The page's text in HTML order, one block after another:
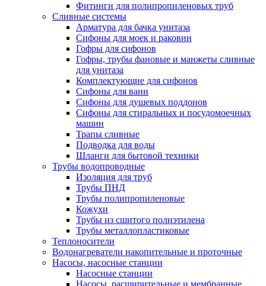
Фитинги для полипропиленовых труб
Сливные системы
Арматура для бачка унитаза
Сифоны для моек и раковин
Гофры для сифонов
Гофры, трубы фановые и манжеты сливные
для унитаза
Комплектующие для сифонов
Сифоны для ванн
Сифоны для душевых поддонов
Сифоны для стиральных и посудомоечных
машин
Трапы сливные
Подводка для воды
Шланги для бытовой техники
Трубы водопроводные
Изоляция для труб
Трубы ПНД
Трубы полипропиленовые
Кожухи
Трубы из сшитого полиэтилена
Трубы металлопластиковые
Теплоносители
Водонагреватели накопительные и проточные
Насосы, насосные станции
Насосные станции
Насосы, расширительные и мембранные